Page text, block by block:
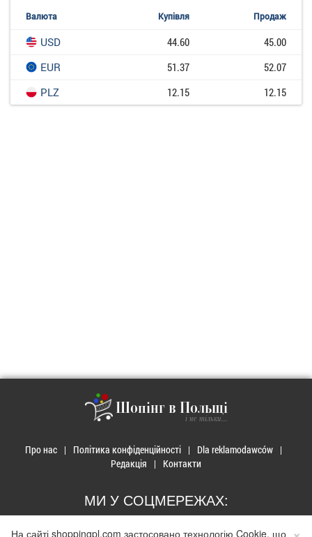
Валюта Купівля Продаж
USD 44.60
45.00
EUR
51.37
52.07
PLZ
12.15 12.15
Шопінг в Польщі
і не тільки...
Про нас Політика конфіденційності
Dla reklamodawców
Редакція
Контакти
МИ У СОЦМЕРЕЖАХ:
На сайті shoppingpl.com застосовано технологію Cookie, що